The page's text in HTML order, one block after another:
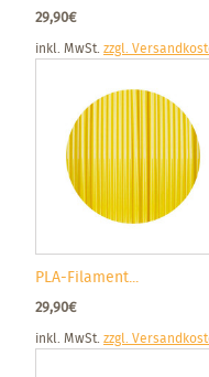
29,90€
inkl. MwSt. zzgl.
PLA-Filament...
29,90€
inkl. MwSt. zzgl.